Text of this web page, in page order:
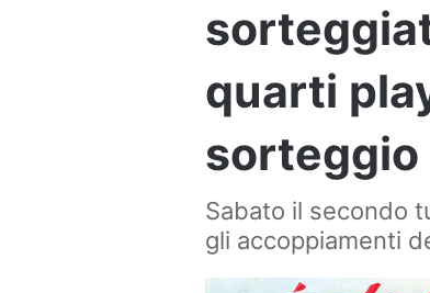
quarti
sorteggio
Sabato il secondo
gli accoppiamenti